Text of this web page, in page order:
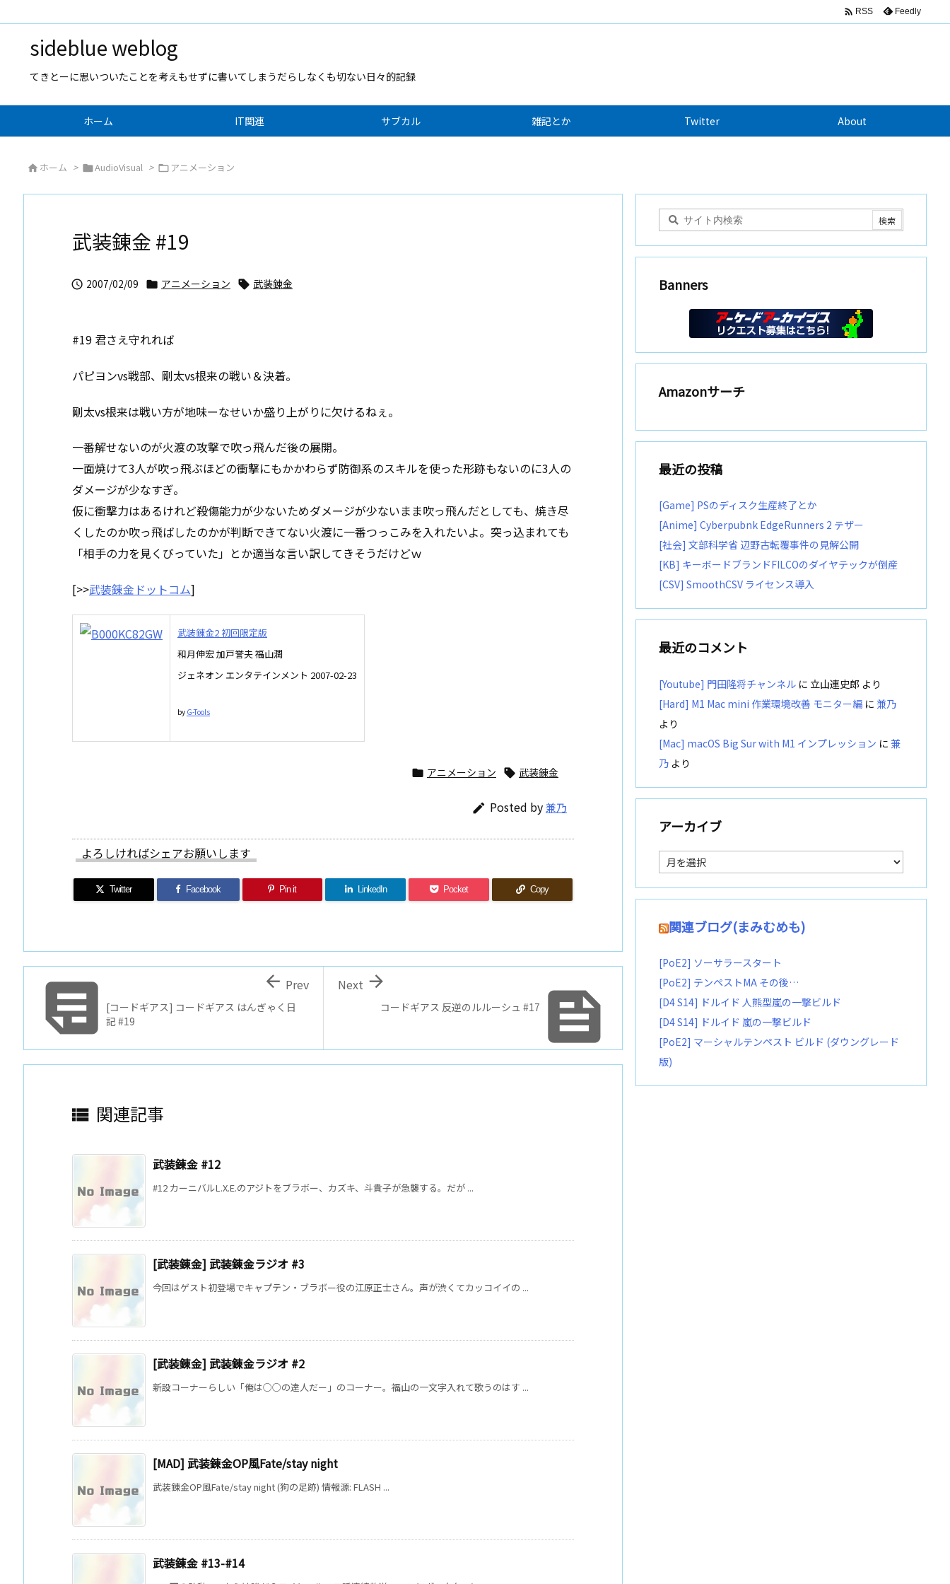
sideblue weblog
てきとーに思いついたことを考えもせずに書いてしまうだらしなくも切ない日々的記録
ホーム IT関連 サブカル 雑記とか Twitter About
 RSS Feedly
 ホーム > AudioVisual > アニメーション
武装錬金 #19
 2007/02/09  アニメーション  武装錬金
#19 君さえ守れれば
パピヨンvs戦部、剛太vs根来の戦い＆決着。
剛太vs根来は戦い方が地味ーなせいか盛り上がりに欠けるねぇ。
一番解せないのが火渡の攻撃で吹っ飛んだ後の展開。
一面焼けて3人が吹っ飛ぶほどの衝撃にもかかわらず防御系のスキルを使った形跡もないのに3人の
ダメージが少なすぎ。
仮に衝撃力はあるけれど殺傷能力が少ないためダメージが少ないまま吹っ飛んだとしても、焼き尽
くしたのか吹っ飛ばしたのかが判断できてない火渡に一番つっこみを入れたいよ。突っ込まれても
「相手の力を見くびっていた」とか適当な言い訳してきそうだけどｗ
[>>武装錬金ドットコム]
武装錬金2 初回限定版
和月伸宏 加戸誉夫 福山潤
ジェネオン エンタテインメント 2007-02-23
by G-Tools
 アニメーション  武装錬金
 Posted by兼乃
よろしければシェアお願いします
Twitter Facebook Pin it LinkedIn Pocket Copy

コードギアス 反逆のルルーシュ #17

Next
[コードギアス] コードギアス はんぎゃく日
記 #19
 Prev
 関連記事
武装錬金 #12
#12 カーニバルL.X.E.のアジトをブラボー、カズキ、斗貴子が急襲する。だが ...
[武装錬金] 武装錬金ラジオ #3
今回はゲスト初登場でキャプテン・ブラボー役の江原正士さん。声が渋くてカッコイイの ...
[武装錬金] 武装錬金ラジオ #2
新設コーナーらしい「俺は○○の達人だー」のコーナー。福山の一文字入れて歌うのはす ...
[MAD] 武装錬金OP風Fate/stay night
武装錬金OP風Fate/stay night (狗の足跡) 情報源: FLASH ...
武装錬金 #13-#14
Banners
Amazonサーチ
最近の投稿
[Game] PSのディスク生産終了とか
[Anime] Cyberpubnk EdgeRunners 2 テザー
[社会] 文部科学省 辺野古転覆事件の見解公開
[KB] キーボードブランドFILCOのダイヤテックが倒産
[CSV] SmoothCSV ライセンス導入
最近のコメント
[Youtube] 門田隆将チャンネル に 立山連史郎 より
[Hard] M1 Mac mini 作業環境改善 モニター編 に 兼乃
より
[Mac] macOS Big Sur with M1 インプレッション に 兼
乃 より
アーカイブ
ア
ー
カ
イ
関連ブログ(まみむめも)
[PoE2] ソーサラースタート
[PoE2] テンペストMA その後…
[D4 S14] ドルイド 人熊型嵐の一撃ビルド
[D4 S14] ドルイド 嵐の一撃ビルド
[PoE2] マーシャルテンペスト ビルド (ダウングレード
版)